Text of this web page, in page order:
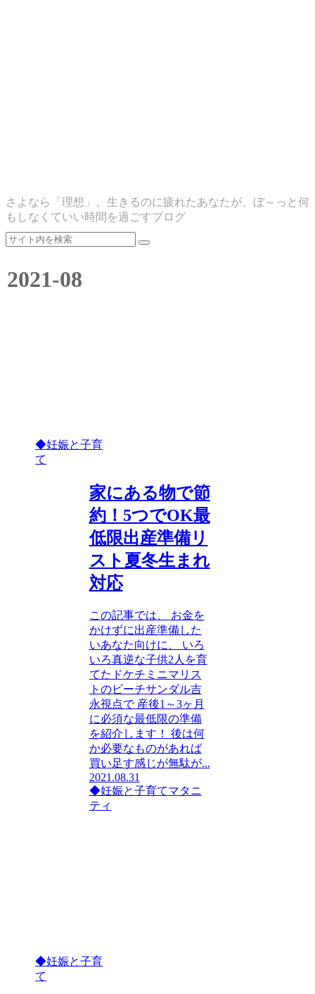
さよなら「理想」。生きるのに疲れたあなたが、ぼ～っと何
もしなくていい時間を過ごすブログ
2021-08
◆妊娠と子育
て
家にある物で節
約！5つでOK最
低限出産準備リ
スト夏冬生まれ
対応
この記事では、 お金を
かけずに出産準備した
いあなた向けに、 いろ
いろ真逆な子供2人を育
てたドケチミニマリス
トのビーチサンダル吉
永視点で 産後1～3ヶ月
に必須な最低限の準備
を紹介します！ 後は何
か必要なものがあれば
買い足す感じが無駄が...
2021.08.31
◆妊娠と子育てマタニ
ティ
◆妊娠と子育
て